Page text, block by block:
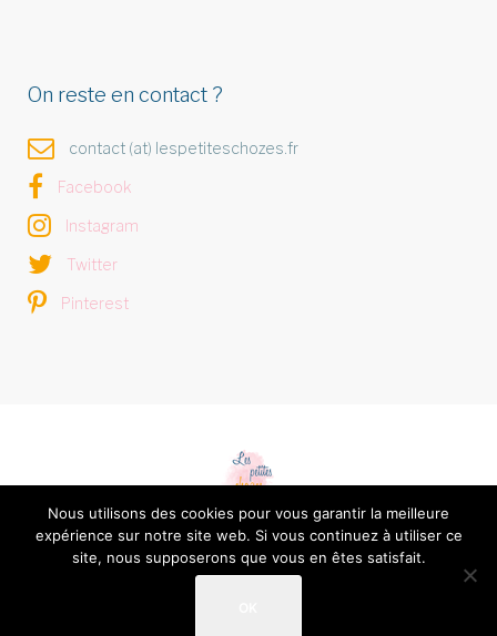
On reste en contact ?
contact (at) lespetiteschozes.fr
Facebook
Instagram
Twitter
Pinterest
Les petites chozes © 2026 -Mentions légales et Politique
de confidentialité
Nous utilisons des cookies pour vous garantir la meilleure
expérience sur notre site web. Si vous continuez à utiliser ce
site, nous supposerons que vous en êtes satisfait.